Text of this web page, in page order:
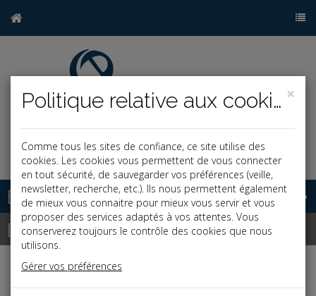
Base documentaire
Dépêches
Liste des dernières dépêches
×
Politique relative aux cookies
Comme tous les sites de confiance, ce site utilise des
cookies. Les cookies vous permettent de vous connecter
en tout sécurité, de sauvegarder vos préférences (veille,
newsletter, recherche, etc.). Ils nous permettent également
de mieux vous connaitre pour mieux vous servir et vous
proposer des services adaptés à vos attentes. Vous
conserverez toujours le contrôle des cookies que nous
utilisons.
Gérer vos préférences